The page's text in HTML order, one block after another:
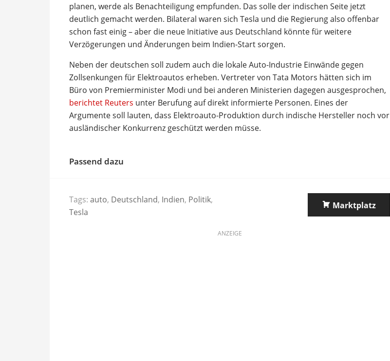
planen, werde als Benachteiligung empfunden. Das solle der indischen Seite jetzt
deutlich gemacht werden. Bilateral waren sich Tesla und die Regierung also offenbar
schon fast einig – aber die neue Initiative aus Deutschland könnte für weitere
Verzögerungen und Änderungen beim Indien-Start sorgen.
Neben der deutschen soll zudem auch die lokale Auto-Industrie Einwände gegen
Zollsenkungen für Elektroautos erheben. Vertreter von Tata Motors hätten sich im
Büro von Premierminister Modi und bei anderen Ministerien dagegen ausgesprochen,
berichtet Reuters unter Berufung auf direkt informierte Personen. Eines der
Argumente soll lauten, dass Elektroauto-Produktion durch indische Hersteller noch vor
ausländischer Konkurrenz geschützt werden müsse.
Passend dazu
Tags: auto, Deutschland, Indien, Politik,
Tesla
Marktplatz
ANZEIGE